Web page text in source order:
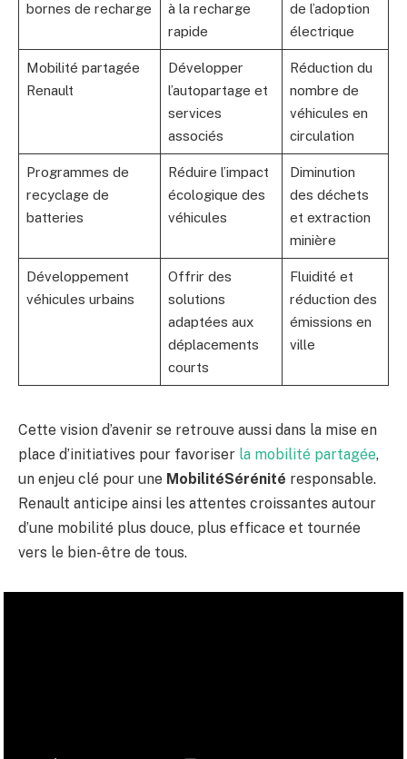
bornes de recharge
à la recharge
rapide
de l’adoption
électrique
Mobilité partagée
Renault
Développer
l’autopartage et
services
associés
Réduction du
nombre de
véhicules en
circulation
Programmes de
recyclage de
batteries
Réduire l’impact
écologique des
véhicules
Diminution
des déchets
et extraction
minière
Développement
véhicules urbains
Offrir des
solutions
adaptées aux
déplacements
courts
Fluidité et
réduction des
émissions en
ville
Cette vision d’avenir se retrouve aussi dans la mise en
place d’initiatives pour favoriser la mobilité partagée,
un enjeu clé pour une MobilitéSérénité responsable.
Renault anticipe ainsi les attentes croissantes autour
d’une mobilité plus douce, plus efficace et tournée
vers le bien-être de tous.